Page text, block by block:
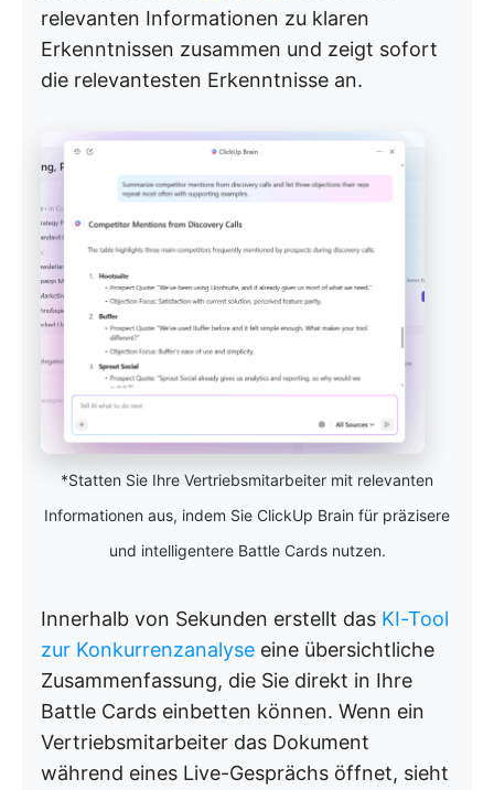
relevanten Informationen zu klaren
Erkenntnissen zusammen und zeigt sofort
die relevantesten Erkenntnisse an.
*Statten Sie Ihre Vertriebsmitarbeiter mit relevanten
Informationen aus, indem Sie ClickUp Brain für präzisere
und intelligentere Battle Cards nutzen.
Innerhalb von Sekunden erstellt das KI-Tool
zur Konkurrenzanalyse eine übersichtliche
Zusammenfassung, die Sie direkt in Ihre
Battle Cards einbetten können. Wenn ein
Vertriebsmitarbeiter das Dokument
während eines Live-Gesprächs öffnet, sieht